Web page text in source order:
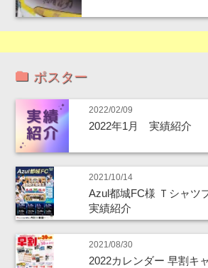
ポスター
2022/02/09
2022年1月 実績紹介
2021/10/14
Azul都城FC様 Ｔシャツ
実績紹介
2021/08/30
2022カレンダー 早割キ